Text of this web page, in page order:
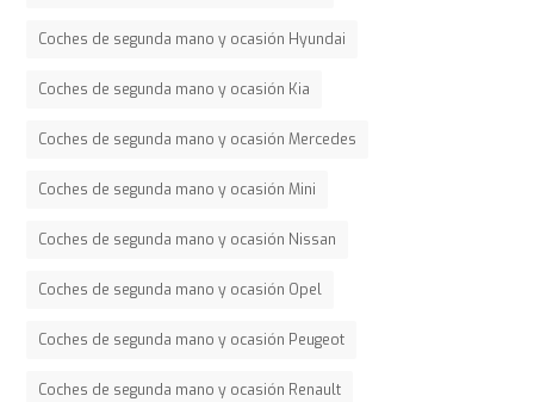
Coches de segunda mano y ocasión Hyundai
Coches de segunda mano y ocasión Kia
Coches de segunda mano y ocasión Mercedes
Coches de segunda mano y ocasión Mini
Coches de segunda mano y ocasión Nissan
Coches de segunda mano y ocasión Opel
Coches de segunda mano y ocasión Peugeot
Coches de segunda mano y ocasión Renault